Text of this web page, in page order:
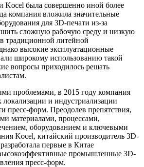
Kocel была совершенно иной более
компания вложила значительные
для 3D-печати из-за
сложную рабочую среду и низкую
традиционной литейной
высокие эксплуатационные
широкому использованию такой
вопросы приходилось решать
проблемами, в 2015 году компания
и индустриализации
пресс-форм. Преодолев препятствия,
материалами, процессами,
оборудованием и ключевыми
Kocel, китайский производитель 3D-
первые в Китае
промышленные 3D-
пресс-форм.